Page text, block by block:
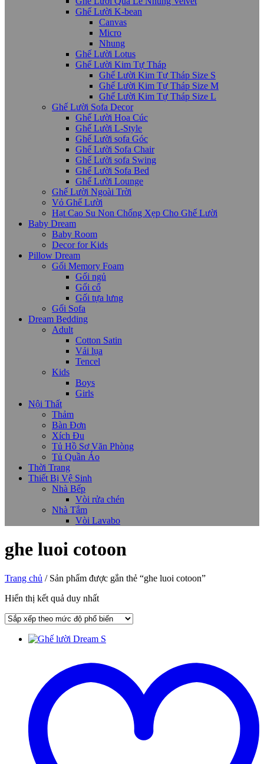
Ghế Lười K-bean
Canvas
Micro
Nhung
Ghế Lười Lotus
Ghế Lười Kim Tự Tháp
Ghế Lười Kim Tự Tháp Size S
Ghế Lười Kim Tự Tháp Size M
Ghế Lười Kim Tự Tháp Size L
Ghế Lười Sofa Decor
Ghế Lười Hoa Cúc
Ghế Lười L-Style
Ghế Lười sofa Góc
Ghế Lười Sofa Chair
Ghế Lười sofa Swing
Ghế Lười Sofa Bed
Ghế Lười Lounge
Ghế Lười Ngoài Trời
Vỏ Ghế Lười
Hạt Cao Su Non Chống Xẹp Cho Ghế Lười
Baby Dream
Baby Room
Decor for Kids
Pillow Dream
Gối Memory Foam
Gối ngủ
Gối cổ
Gối tựa lưng
Gối Sofa
Dream Bedding
Adult
Cotton Satin
Vải lụa
Tencel
Kids
Boys
Girls
Nội Thất
Thảm
Bàn Đơn
Xích Đu
Tủ Hồ Sơ Văn Phòng
Tủ Quần Áo
Thời Trang
Thiết Bị Vệ Sinh
Nhà Bếp
Vòi rửa chén
Nhà Tắm
Vòi Lavabo
ghe luoi cotoon
Trang chủ / Sản phẩm được gắn thẻ “ghe luoi cotoon”
Hiển thị kết quả duy nhất